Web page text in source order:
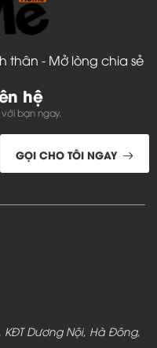
thân - Mở lòng chia sẻ
hệ
bạn ngay.
GỌI CHO TÔI NGAY
KĐT Dương Nội, Hà Đông,